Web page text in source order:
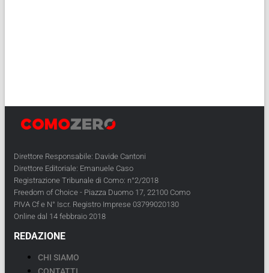
Direttore Responsabile: Davide Cantoni
Direttore Editoriale: Emanuele Caso
Registrazione Tribunale di Como: n°2/2018
Freedom of Choice - Piazza Duomo 17, 22100 Como
PIVA Cf e N° Iscr. Registro Imprese 03799020130
Online dal 14 febbraio 2018
REDAZIONE
CHI SIAMO